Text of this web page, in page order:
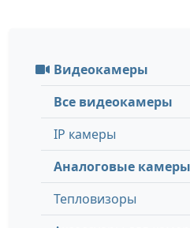
Видеокамеры
Все видеокамеры
IP камеры
Аналоговые камеры
Тепловизоры